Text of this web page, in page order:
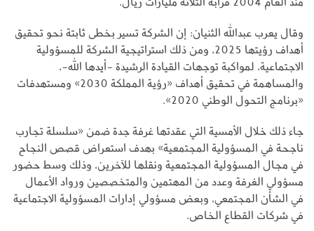
وقال يعرب عبدالله الثنيان: إن الشركة تسير بخطى ثابتة نحو تحقيق
أهداف رؤيتها 2025، ومن ذلك استراتيجية الشركة للمسؤولية
الاجتماعية، لمواكبة توجهات القيادة الرشيدة -أيدها الله-،
والمساهمة في تحقيق أهداف «رؤية المملكة 2030» ومستهدفات
«برنامج التحول الوطني 2020».
جاء ذلك خلال الأمسية التي عقدتها غرفة جدة ضمن «سلسلة تجارب
ناجحة في المسؤولية المجتمعية» بهدف استعراض قصص النجاح
في مجال المسؤولية المجتمعية ونقلها للآخرين، وذلك وسط حضور
مسؤولي الغرفة وعدد من المهتمين والمتخصصين ورواد الأعمال
في الشأن المجتمعي، وبعض مسؤولي إدارات المسؤولية الاجتماعية
في شركات القطاع الخاص.